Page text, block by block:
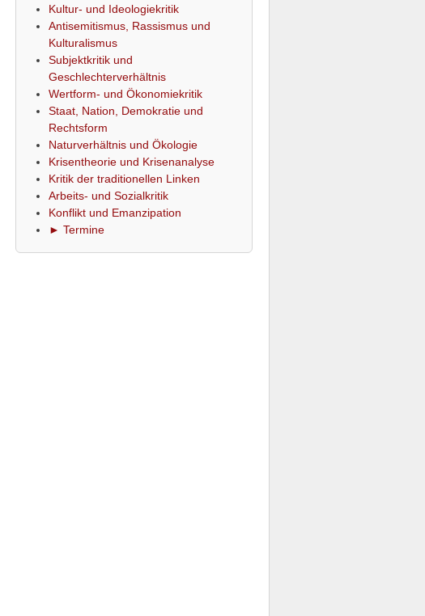
Kultur- und Ideologiekritik
Antisemitismus, Rassismus und
Kulturalismus
Subjektkritik und
Geschlechterverhältnis
Wertform- und Ökonomiekritik
Staat, Nation, Demokratie und
Rechtsform
Naturverhältnis und Ökologie
Krisentheorie und Krisenanalyse
Kritik der traditionellen Linken
Arbeits- und Sozialkritik
Konflikt und Emanzipation
► Termine